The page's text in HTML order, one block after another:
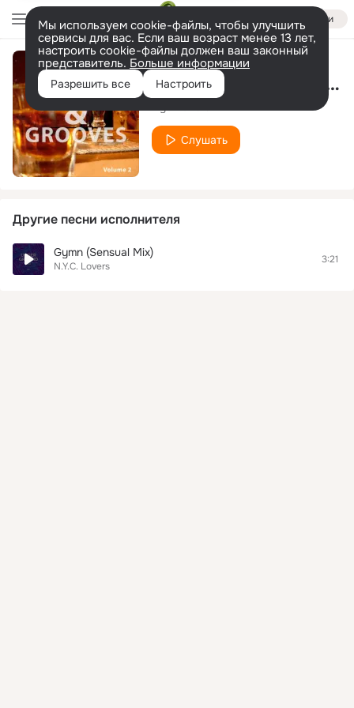
Войти
Мы используем cookie-файлы, чтобы улучшить
сервисы для вас. Если ваш возраст менее 13 лет,
настроить cookie-файлы должен ваш законный
представитель. Больше информации
Разрешить все Настроить In The Rhythm Ass (Dee Loop Mix)
Слушать
Другие песни исполнителя
Gymn (Sensual Mix)
N.Y.C. Lovers
3:21